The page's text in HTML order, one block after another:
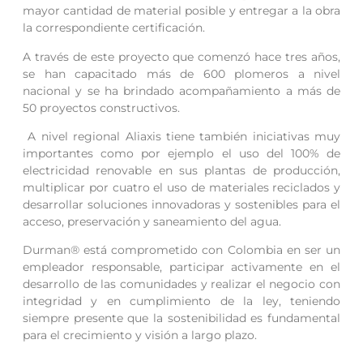
mayor cantidad de material posible y entregar a la obra
la correspondiente certificación.
A través de este proyecto que comenzó hace tres años,
se han capacitado más de 600 plomeros a nivel
nacional y se ha brindado acompañamiento a más de
50 proyectos constructivos.
A nivel regional Aliaxis tiene también iniciativas muy
importantes como por ejemplo el uso del 100% de
electricidad renovable en sus plantas de producción,
multiplicar por cuatro el uso de materiales reciclados y
desarrollar soluciones innovadoras y sostenibles para el
acceso, preservación y saneamiento del agua.
Durman® está comprometido con Colombia en ser un
empleador responsable, participar activamente en el
desarrollo de las comunidades y realizar el negocio con
integridad y en cumplimiento de la ley, teniendo
siempre presente que la sostenibilidad es fundamental
para el crecimiento y visión a largo plazo.